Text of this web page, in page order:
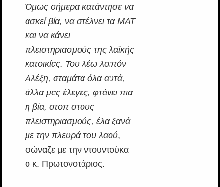
Όμως σήμερα κατάντησε να
ασκεί βία, να στέλνει τα ΜΑΤ
και να κάνει
πλειστηριασμούς της λαϊκής
κατοικίας. Του λέω λοιπόν
Αλέξη, σταμάτα όλα αυτά,
άλλα μας έλεγες, φτάνει πια
η βία, στοπ στους
πλειστηριασμούς, έλα ξανά
με την πλευρά του λαού,
φώναζε με την ντουντούκα
ο κ. Πρωτονοτάριος.